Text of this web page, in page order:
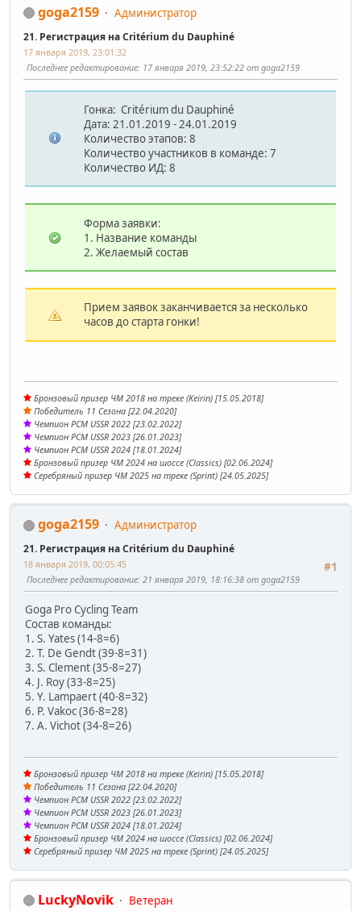
goga2159 Администратор
21. Регистрация на Critérium du Dauphiné
17 января 2019, 23:01:32
Последнее редактирование: 17 января 2019, 23:52:22 от goga2159
Гонка: Critérium du Dauphiné
Дата: 21.01.2019 - 24.01.2019
Количество этапов: 8
Количество участников в команде: 7
Количество ИД: 8
Форма заявки:
1. Название команды
2. Желаемый состав
Прием заявок заканчивается за несколько
часов до старта гонки!
Бронзовый призер ЧМ 2018 на треке (Keirin) [15.05.2018]
Победитель 11 Сезона [22.04.2020]
Чемпион PCM USSR 2022 [23.02.2022]
Чемпион PCM USSR 2023 [26.01.2023]
Чемпион PCM USSR 2024 [18.01.2024]
Бронзовый призер ЧМ 2024 на шоссе (Classics) [02.06.2024]
Серебряный призер ЧМ 2025 на треке (Sprint) [24.05.2025]
goga2159 Администратор
21. Регистрация на Critérium du Dauphiné
#1
18 января 2019, 00:05:45
Последнее редактирование: 21 января 2019, 18:16:38 от goga2159
Goga Pro Cycling Team
Состав команды:
1. S. Yates (14-8=6)
2. T. De Gendt (39-8=31)
3. S. Clement (35-8=27)
4. J. Roy (33-8=25)
5. Y. Lampaert (40-8=32)
6. P. Vakoc (36-8=28)
7. A. Vichot (34-8=26)
Бронзовый призер ЧМ 2018 на треке (Keirin) [15.05.2018]
Победитель 11 Сезона [22.04.2020]
Чемпион PCM USSR 2022 [23.02.2022]
Чемпион PCM USSR 2023 [26.01.2023]
Чемпион PCM USSR 2024 [18.01.2024]
Бронзовый призер ЧМ 2024 на шоссе (Classics) [02.06.2024]
Серебряный призер ЧМ 2025 на треке (Sprint) [24.05.2025]
LuckyNovik Ветеран